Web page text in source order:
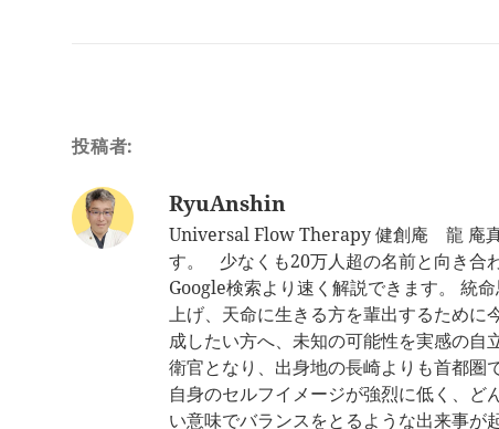
投稿者:
RyuAnshin
Universal Flow Therapy 健創庵 龍 庵
す。 少なくも20万人超の名前と向き合
Google検索より速く解説できます。 統
上げ、天命に生きる方を輩出するために
成したい方へ、未知の可能性を実感の
衛官となり、出身地の長崎よりも首都
自身のセルフイメージが強烈に低く、ど
い意味でバランスをとるような出来事が